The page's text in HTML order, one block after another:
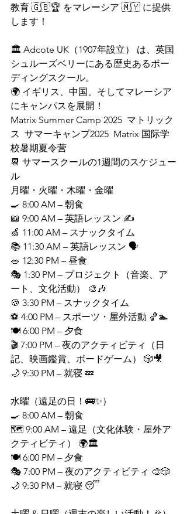
教育 🇬🇧🏆 をマレーシア 🇲🇾 に提供
します！
🏛 Adcote UK（1907年設立） は、英国
シュルーズベリーにある歴史あるボー
ディングスクール。
🌍 イギリス、中国、そしてマレーシア
にキャンパスを展開！
Matrix Summer Camp 2025  マトリック
ス  サマーキャンプ2025  Matrix 国际学
校暑期夏令营
📆 サマースクールの1週間のスケジュー
ル
月曜・火曜・木曜・金曜
🍳 8:00 AM – 朝食
📖 9:00 AM – 英語レッスン ✍️
🍏 11:00 AM – スナックタイム
📚 11:30 AM – 英語レッスン 🗣
🥗 12:30 PM – 昼食
🎭 1:30 PM – プロジェクト（音楽、ア
ート、文化活動） 🎨🎶
🍪 3:30 PM – スナックタイム
⚽ 4:00 PM – スポーツ・屋外活動 🏀🏊
🍽 6:00 PM – 夕食
🎬 7:00 PM – 夜のアクティビティ（日
記、映画鑑賞、ボードゲーム） 🎲🎥
🌙 9:30 PM – 就寝 💤
水曜（遠足の日！🚌✨）
🍳 8:00 AM – 朝食
🗺 9:00 AM – 遠足（文化体験・屋外ア
クティビティ） 🌍🏛
🍽 6:00 PM – 夕食
🎭 7:00 PM – 夜のアクティビティ 🎨🎲
🌙 9:30 PM – 就寝 😴